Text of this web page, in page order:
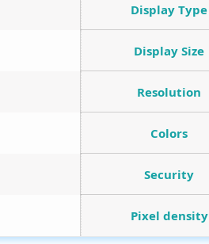
Display Type
Display Size
Resolution
Colors
Security
Pixel density